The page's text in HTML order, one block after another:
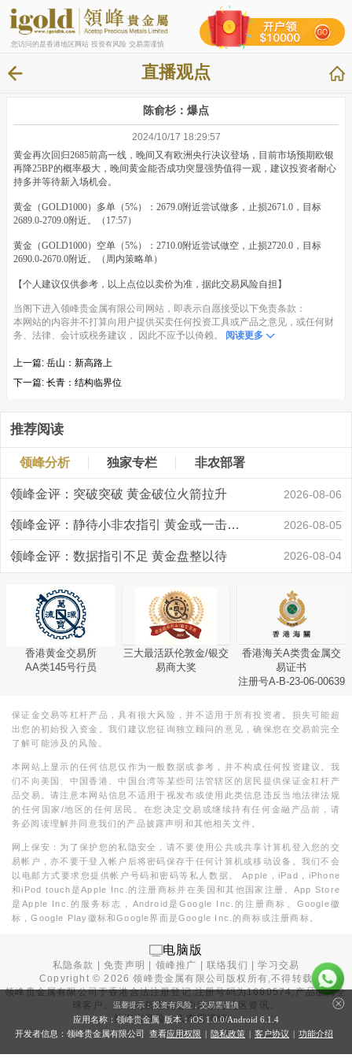
您访问的是香港地区网站 投资有风险 交易需谨慎
直播观点
陈俞杉：爆点
2024/10/17 18:29:57
黄金再次回归2685前高一线，晚间又有欧洲央行决议登场，目前市场预期欧银
再降25BP的概率极大，晚间黄金能否成功突显强势值得一观，建议投资者耐心
持多并等待新入场机会。
黄金（GOLD1000）多单（5%）：2679.0附近尝试做多，止损2671.0，目标
2689.0-2709.0附近。（17:57）
黄金（GOLD1000）空单（5%）：2710.0附近尝试做空，止损2720.0，目标
2690.0-2670.0附近。（周内策略单）
【个人建议仅供参考，以上点位以卖价为准，据此交易风险自担】
当阁下进入领峰贵金属有限公司网站，即表示自愿接受以下免责条款：
本网站的内容并不打算向用户提供买卖任何投资工具或产品之意见，或任何财
务、法律、会计或税务建议， 因此不应予以倚赖。
阅读更多
上一篇: 岳山：新高路上
下一篇: 长青：结构临界位
推荐阅读
领峰分析 独家专栏 非农部署
领峰金评：突破突破 黄金破位火箭拉升 2026-08-06
领峰金评：静待小非农指引 黄金或一击破局 2026-08-05
领峰金评：数据指引不足 黄金盘整以待 2026-08-04
香港黄金交易所
AA类145号行员
三大最活跃伦敦金/银交
易商大奖
香港海关A类贵金属交
易证书
注册号A-B-23-06-00639
保证金交易等杠杆产品，具有很大风险，并不适用于所有投资者。损失可能超
出您的初始投入资金。我们建议您征询独立顾问的意见，确保您在交易前完全
了解可能涉及的风险。
本网站上显示的任何信息仅作为一般数据或参考，并不构成任何投资建议。我
们不向美国、中国香港、中国台湾等某些司法管辖区的居民提供保证金杠杆产
品交易。请注意本网站信息不适用于视发布或使用此类信息违反当地法律法规
的任何国家/地区的任何居民。在您决定交易或继续持有任何金融产品前，请
务必阅读理解并同意我们的产品披露声明和其他相关文件。
网上保安：为了保护您的私隐安全，请不要使用公共或共享计算机登入您的交
易帐户，亦不要于登入帐户后将密码保存于任何计算机或移动设备。我们不会
以电邮方式要求您提供帐户号码和密码等私人数据。 Apple，iPad，iPhone
和iPod touch是Apple Inc.的注册商标并在美国和其他国家注册。App Store
是Apple Inc.的服务标志，Android是Google Inc.的注册商标。Google徽
标，Google Play徽标和Google界面是Google Inc.的商标或注册商标。
电脑版
私隐条款 |免责声明 领峰推广 |联络我们 |学习交易
Copyright ©2026 领峰贵金属有限公司版权所有,不得转载
领峰贵金属有限公司于香港合法注册登记,注册号码为1660574,产品面向全
球客户。本站内所有内容均为香港地区资讯。
投资有风险，入市需谨慎。
温馨提示：投资有风险，交易需谨慎
应用名称：领峰贵金属 版本：iOS 1.0.0/Android 6.1.4
开发者信息：领峰贵金属有限公司 查看应用权限 | 隐私政策 | 客户协议 | 功能介绍